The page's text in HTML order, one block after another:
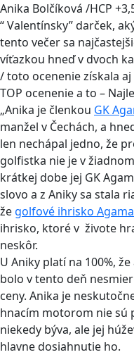
Anika Bolčíková /HCP
“ Valentínsky” darček,
tento večer sa
víťazkou hneď v dvoch
/ toto ocenenie získala
TOP ocenenie a to –
„Anika je členkou GK
manžel v Čechách, a
len nechápal jedno, že
golfistka nie je v
krátkej dobe jej GK
slovo a z Aniky sa stala
že golfové ihrisko Agama
ihrisko, ktoré v živote
neskôr.
U Aniky platí na 100%,
bolo v tento deň
ceny. Anika je
hnacím motorom nie sú
niekedy býva, ale jej
hlavne dosiahnutie ho.